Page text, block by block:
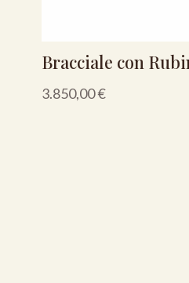
Bracciale con
3.850,00€